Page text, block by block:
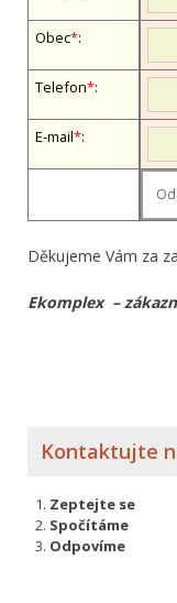
Obec*:
Telefon*:
E-mail*:
Děkujeme Vám za
Ekomplex –
Kontaktujte
Zeptejte se
Spočítáme
Odpovíme